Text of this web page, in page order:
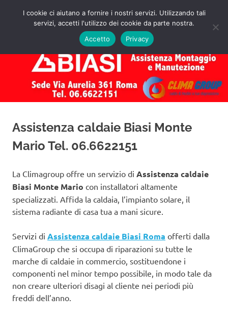
Assistenza
Caldaie
Biasi
Roma
Preventivo!
MENU
Assistenza caldaie Biasi Monte
Mario Tel. 06.6622151
La Climagroup offre un servizio di Assistenza caldaie
Biasi Monte Mario con installatori altamente
specializzati. Affida la caldaia, l’impianto solare, il
sistema radiante di casa tua a mani sicure.
Servizi di Assistenza caldaie Biasi Roma offerti dalla
ClimaGroup che si occupa di riparazioni su tutte le
marche di caldaie in commercio, sostituendone i
componenti nel minor tempo possibile, in modo tale da
non creare ulteriori disagi al cliente nei periodi più
freddi dell’anno.
I cookie ci aiutano a fornire i nostri servizi. Utilizzando tali
servizi, accetti l'utilizzo dei cookie da parte nostra.
Accetto
Privacy